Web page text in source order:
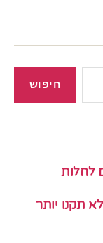
לחלות
תקנו יותר